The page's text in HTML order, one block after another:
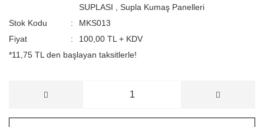
SUPLASI
Supla Kumaş Panelleri
Stok Kodu
MKS013
Fiyat
100,00 TL + KDV
*11,75 TL den başlayan taksitlerle!